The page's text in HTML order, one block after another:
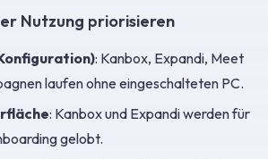
Nutzung priorisieren
: Kanbox, Expandi, Meet
laufen ohne eingeschalteten PC.
: Kanbox und Expandi werden für
gelobt.